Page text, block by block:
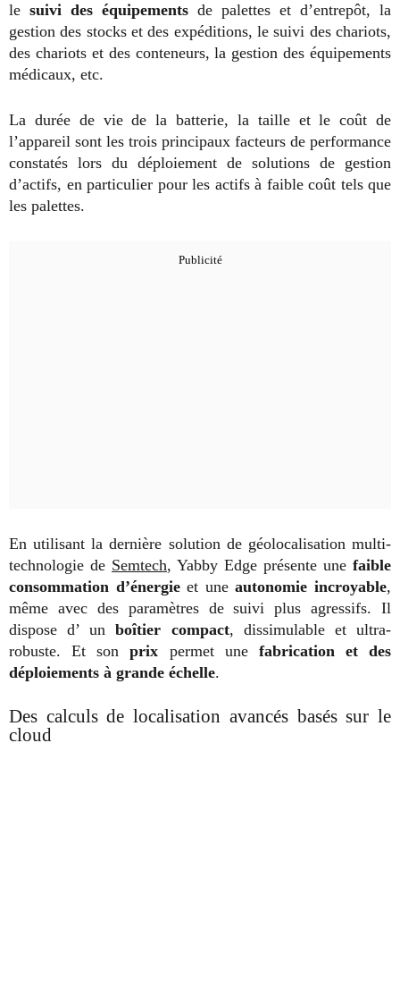
le suivi des équipements de palettes et d’entrepôt, la
gestion des stocks et des expéditions, le suivi des chariots,
des chariots et des conteneurs, la gestion des équipements
médicaux, etc.
La durée de vie de la batterie, la taille et le coût de
l’appareil sont les trois principaux facteurs de performance
constatés lors du déploiement de solutions de gestion
d’actifs, en particulier pour les actifs à faible coût tels que
les palettes.
En utilisant la dernière solution de géolocalisation multi-
technologie de Semtech, Yabby Edge présente une faible
consommation d’énergieet uneautonomie incroyable,
même avec des paramètres de suivi plus agressifs. Il
dispose d’ unboîtier compact, dissimulable et ultra-
robuste. Et sonprix permet une fabrication et des
déploiements à grande échelle.
Des calculs de localisation avancés basés sur le
cloud